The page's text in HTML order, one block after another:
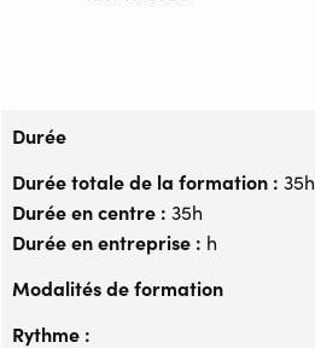
Durée
Durée totale de la formation : 35h
Durée en centre : 35h
Durée en entreprise : h
Modalités de formation
Rythme :